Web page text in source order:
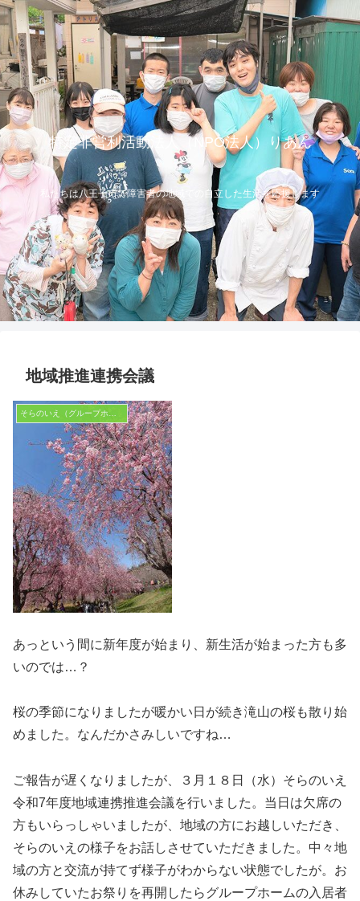
特定非営利活動法人（NPO法人）りあん
私たちは八王子市で障害者の地域での自立した生活を応援します
地域推進連携会議
あっという間に新年度が始まり、新生活が始まった方も多
いのでは…？
桜の季節になりましたが暖かい日が続き滝山の桜も散り始
めました。なんだかさみしいですね…
ご報告が遅くなりましたが、３月１８日（水）そらのいえ
令和7年度地域連携推進会議を行いました。当日は欠席の
方もいらっしゃいましたが、地域の方にお越しいただき、
そらのいえの様子をお話しさせていただきました。中々地
域の方と交流が持てず様子がわからない状態でしたが。お
休みしていたお祭りを再開したらグループホームの入居者